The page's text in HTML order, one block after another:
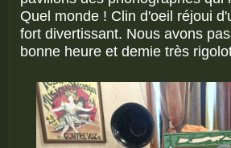
Quel monde ! Clin d'oeil réjoui
fort divertissant. Nous avons
bonne heure et demie très